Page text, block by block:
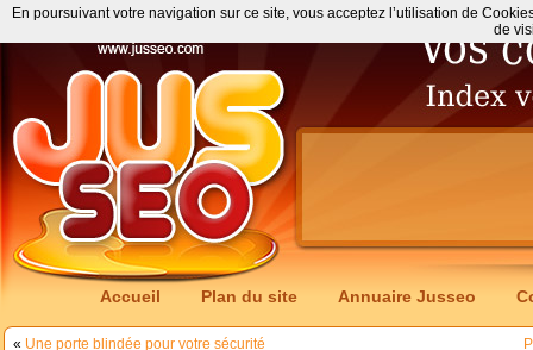
Accueil Plan du site Annuaire Jusseo
« Une porte blindée pour votre sécurité
En poursuivant votre navigation sur ce site, vous acceptez l’utilisation de
de